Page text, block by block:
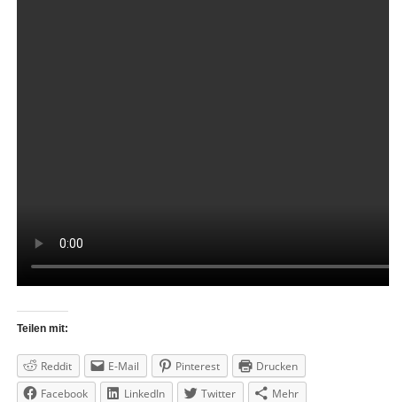
Teilen mit:
Reddit E-Mail Pinterest
Drucken
Facebook
LinkedIn Twitter Mehr